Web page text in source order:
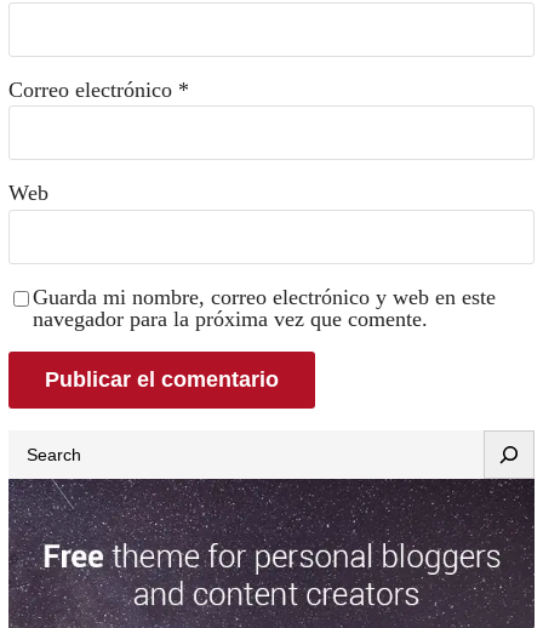
Correo electrónico *
Web
Guarda mi nombre, correo electrónico y web en este
navegador para la próxima vez que comente.